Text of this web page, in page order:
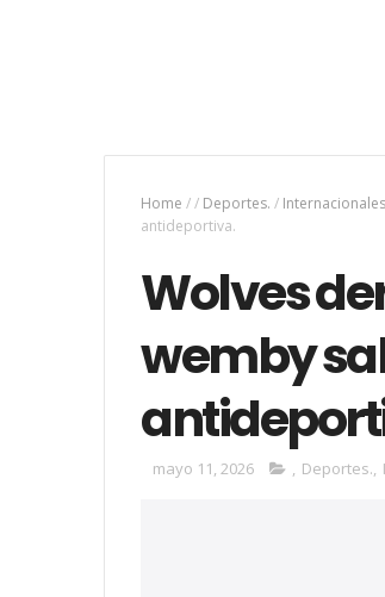
Home // Deportes. /
antideportiva.
Wolves
wemby
mayo 11, 2026 , Deportes.,